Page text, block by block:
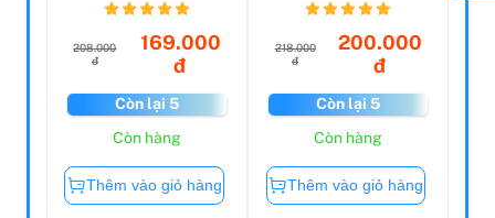
Cuộc S...
208.000
đ
169.000
đ
Còn lại 5
Còn hàng
Thêm vào giỏ hàng
218.000
đ
200.000
đ
Còn lại 5
Còn hàng
Thêm vào giỏ hàng